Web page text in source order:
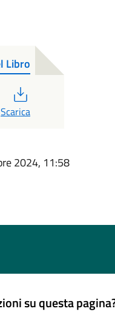
Libro
Scarica
2024, 11:58
su questa